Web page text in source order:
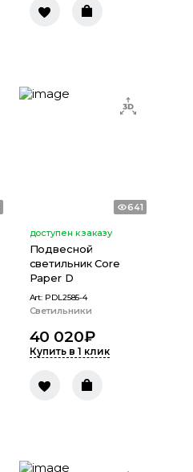
641
доступен к заказу
Подвесной
светильник Core
Paper D
Art: PDL2585-4
Светильники
40 020₽
Купить в 1 клик